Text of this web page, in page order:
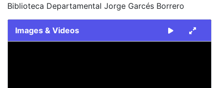
Biblioteca Departamental Jorge Garcés Borrero
Images & Videos